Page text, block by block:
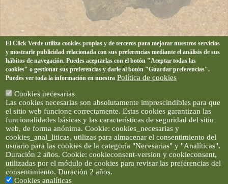
El Click Verde utiliza cookies propias y de terceros para mejorar nuestros servicios
y mostrarle publicidad relacionada con sus preferencias mediante el análisis de sus
hábitos de navegación. Puedes aceptarlas con el botón "Aceptar todas las
cookies" o gestionar sus preferencias y darle al botón "Guardar preferencias".
Puedes ver toda la información en nuestra Política de cookies
Cookies necesarias
Las cookies necesarias son absolutamente imprescindibles para que
el sitio web funcione correctamente. Estas cookies garantizan las
funcionalidades básicas y las características de seguridad del sitio
web, de forma anónima. Cookie: cookies_necesarias y
cookies_anal_liticas, utilizas para almacenar el consentimiento del
usuario para las cookies de la categoría "Necesarias" y "Analíticas".
Duración 2 años. Cookie: cookieconsent-version y cookieconsent,
utilizadas por el módulo de cookies para revisar las preferencias del
consentimiento. Duración 2 años.
Cookies analíticas